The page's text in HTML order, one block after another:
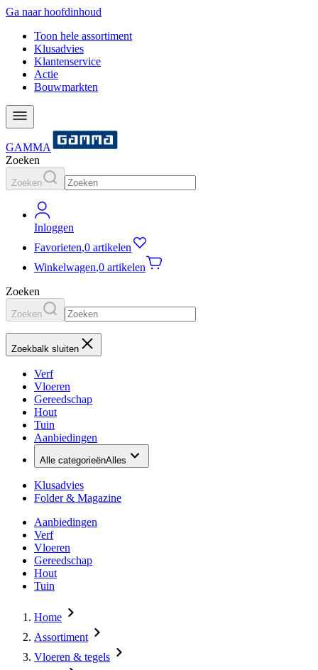
Ga naar hoofdinhoud
Toon hele assortiment
Klusadvies
Klantenservice
Actie
Bouwmarkten
GAMMA
Zoeken
Zoeken
Inloggen
Favorieten,0 artikelen
Winkelwagen,0 artikelen
Zoeken
Zoeken
Zoekbalk sluiten
Verf
Vloeren
Gereedschap
Hout
Tuin
Aanbiedingen
Alle categorieënAlles
Klusadvies
Folder & Magazine
Aanbiedingen
Verf
Vloeren
Gereedschap
Hout
Tuin
Home
Assortiment
Vloeren & tegels